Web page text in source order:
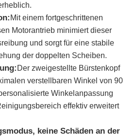
Mit einem fortgeschrittenen
Motorantrieb minimiert dieser
und sorgt für eine stabile
der doppelten Scheiben.
Der zweigestellte Bürstenkopf
verstellbaren Winkel von 90
Winkelanpassung
effektiv erweitert
keine Schäden an der